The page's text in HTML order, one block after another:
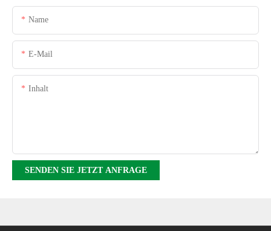
Name
E-Mail
Inhalt
SENDEN SIE JETZT ANFRAGE